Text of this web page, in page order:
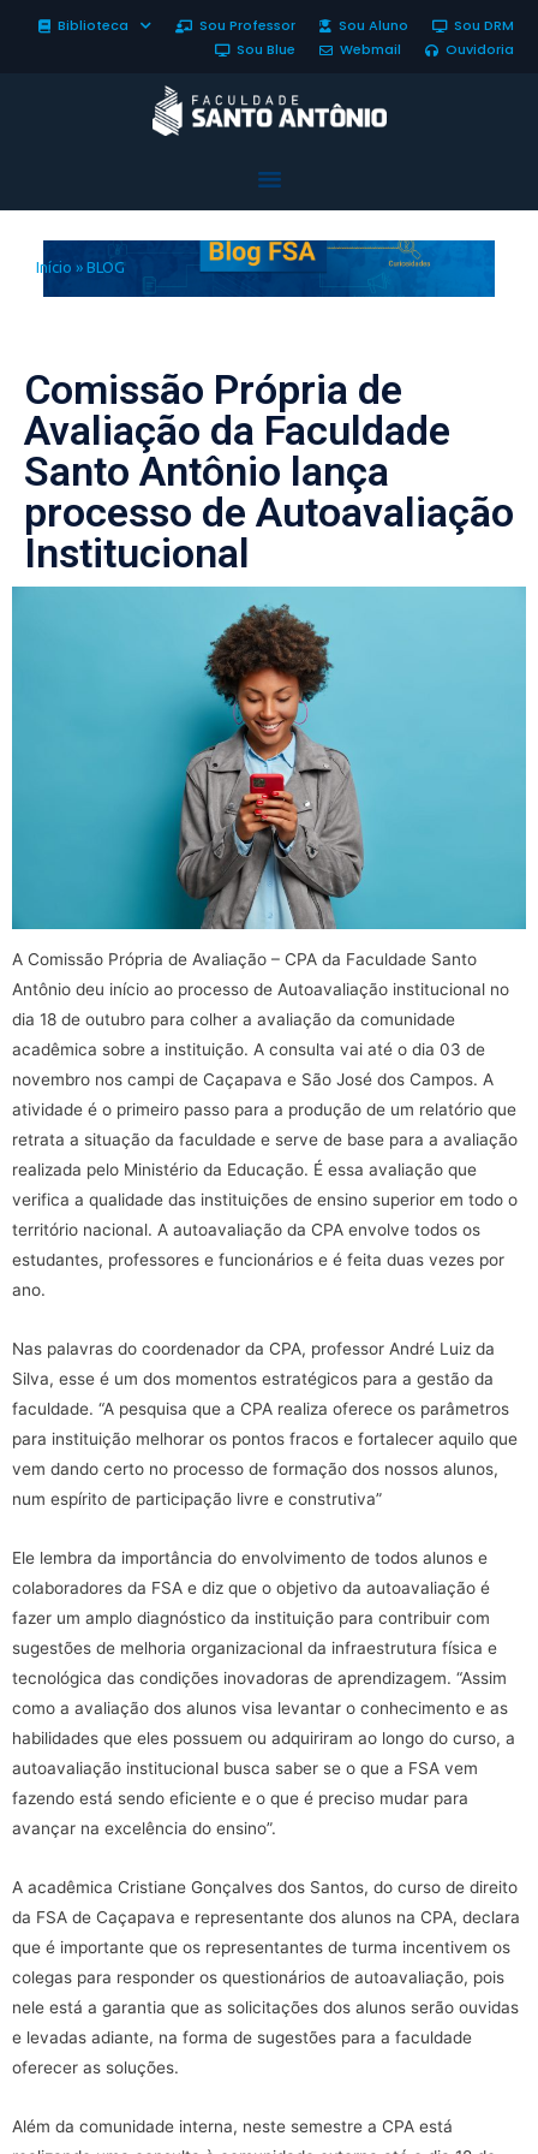
Biblioteca Sou Professor Sou Aluno
Sou DRM
Sou Blue
Webmail Ouvidoria
Início » BLOG
Comissão Própria de
Avaliação da Faculdade
Santo Antônio lança
processo de Autoavaliação
Institucional
A Comissão Própria de Avaliação – CPA da Faculdade Santo
Antônio deu início ao processo de Autoavaliação institucional no
dia 18 de outubro para colher a avaliação da comunidade
acadêmica sobre a instituição. A consulta vai até o dia 03 de
novembro nos campi de Caçapava e São José dos Campos. A
atividade é o primeiro passo para a produção de um relatório que
retrata a situação da faculdade e serve de base para a avaliação
realizada pelo Ministério da Educação. É essa avaliação que
verifica a qualidade das instituições de ensino superior em todo o
território nacional. A autoavaliação da CPA envolve todos os
estudantes, professores e funcionários e é feita duas vezes por
ano.
Nas palavras do coordenador da CPA, professor André Luiz da
Silva, esse é um dos momentos estratégicos para a gestão da
faculdade. “A pesquisa que a CPA realiza oferece os parâmetros
para instituição melhorar os pontos fracos e fortalecer aquilo que
vem dando certo no processo de formação dos nossos alunos,
num espírito de participação livre e construtiva”
Ele lembra da importância do envolvimento de todos alunos e
colaboradores da FSA e diz que o objetivo da autoavaliação é
fazer um amplo diagnóstico da instituição para contribuir com
sugestões de melhoria organizacional da infraestrutura física e
tecnológica das condições inovadoras de aprendizagem. “Assim
como a avaliação dos alunos visa levantar o conhecimento e as
habilidades que eles possuem ou adquiriram ao longo do curso, a
autoavaliação institucional busca saber se o que a FSA vem
fazendo está sendo eficiente e o que é preciso mudar para
avançar na excelência do ensino”.
A acadêmica Cristiane Gonçalves dos Santos, do curso de direito
da FSA de Caçapava e representante dos alunos na CPA, declara
que é importante que os representantes de turma incentivem os
colegas para responder os questionários de autoavaliação, pois
nele está a garantia que as solicitações dos alunos serão ouvidas
e levadas adiante, na forma de sugestões para a faculdade
oferecer as soluções.
Além da comunidade interna, neste semestre a CPA está